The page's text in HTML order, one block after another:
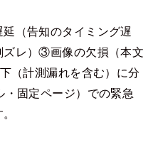
（告知のタイミング遅
レ）③画像の欠損（本文
（計測漏れを含む）に分
固定ページ）での緊急